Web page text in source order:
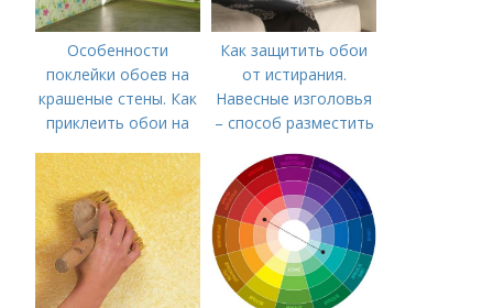
Особенности
поклейки обоев на
крашеные стены. Как
приклеить обои на
Как защитить обои
от истирания.
Навесные изголовья
– способ разместить
пачкая обои